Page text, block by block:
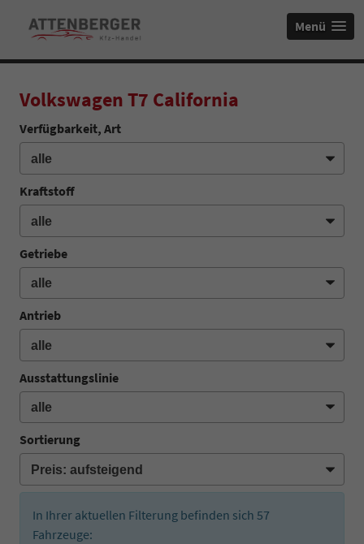
Menü
Volkswagen T7 California
Verfügbarkeit, Art
Kraftstoff
Getriebe
Antrieb
Ausstattungslinie
Sortierung
In Ihrer aktuellen Filterung befinden sich 57
Fahrzeuge: